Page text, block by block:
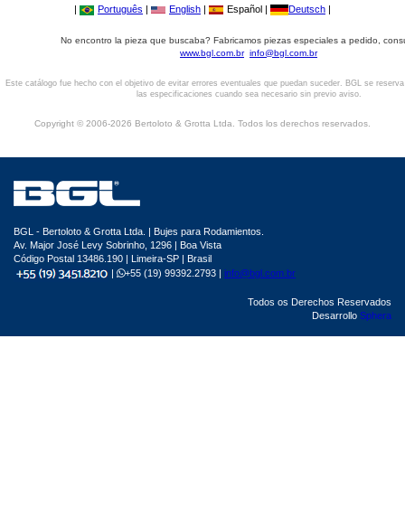
| Português | English | Español | Deutsch |
No encontro la pieza que buscaba? Fabricamos piezas especiales a pedido,
www.bgl.com.br info@bgl.com.br
Este catálogo fue hecho con el objetivo de evitar errores eventuales que puedan suceder. BGL se
las especificaciones cuando sea necesario sin previo aviso.
Copyright © 2006-2026 Bertoloto & Grotta Ltda. Todos los derechos reservados.
BGL - Bertoloto & Grotta Ltda. | Bujes para Rodamientos.
Av. Major José Levy Sobrinho, 1296 | Boa Vista
Código Postal 13486.190 | Limeira-SP | Brasil
|
+55 (19) 99392.2793 | info@bgl.com.br
Todos os Derechos Reservados
Desarrollo Sphera